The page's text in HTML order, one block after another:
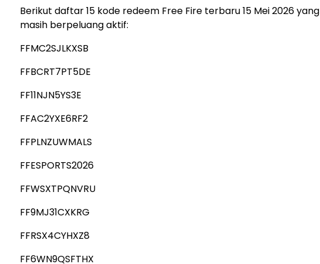
Berikut daftar 15 kode redeem Free Fire terbaru 15 Mei 2026 yang
masih berpeluang aktif:
FFMC2SJLKXSB
FFBCRT7PT5DE
FF11NJN5YS3E
FFAC2YXE6RF2
FFPLNZUWMALS
FFESPORTS2026
FFWSXTPQNVRU
FF9MJ31CXKRG
FFRSX4CYHXZ8
FF6WN9QSFTHX